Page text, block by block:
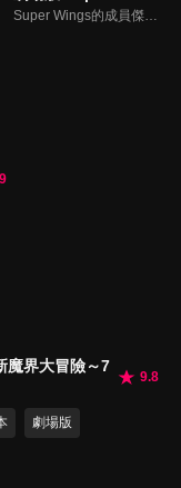
Super Wings的成員傑特是世界上最快的飛機，但他不只是願意送快遞。他希望像其他Super Wings隊友一樣受歡迎。當比利·威利綁架了一群無辜的人質時，傑特決定幫助人類女孩菲菲救出她母親…
9
魔界大冒險～7
9.8
劇場版